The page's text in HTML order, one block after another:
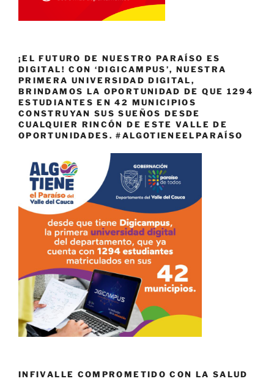
¡EL FUTURO DE NUESTRO PARAÍSO ES
DIGITAL! CON ‘DIGICAMPUS’, NUESTRA
PRIMERA UNIVERSIDAD DIGITAL,
BRINDAMOS LA OPORTUNIDAD DE QUE 1294
ESTUDIANTES EN 42 MUNICIPIOS
CONSTRUYAN SUS SUEÑOS DESDE
CUALQUIER RINCÓN DE ESTE VALLE DE
OPORTUNIDADES. #ALGOTIENEELPARAÍSO
INFIVALLE COMPROMETIDO CON LA SALUD